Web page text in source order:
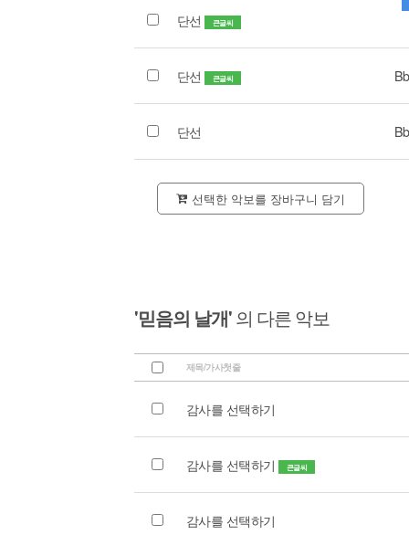
단선 큰글씨
단선 큰글씨
단선
선택한 악보를 장바구니 담기
'믿음의 날개'의 다른 악보
제목/가사첫줄
감사를 선택하기
감사를 선택하기 큰글씨
감사를 선택하기